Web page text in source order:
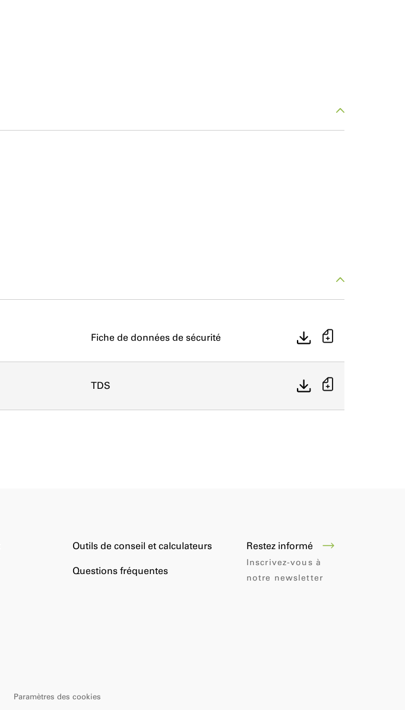
Fiche de données de sécurité
TDS
Outils de conseil et calculateurs
Questions fréquentes
Restez informé
Inscrivez-vous à
notre newsletter
Paramètres des cookies